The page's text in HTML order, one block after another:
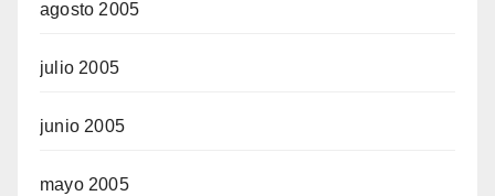
agosto 2005
julio 2005
junio 2005
mayo 2005